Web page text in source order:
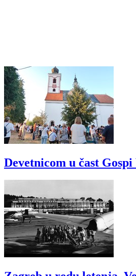
Devetnicom u čast